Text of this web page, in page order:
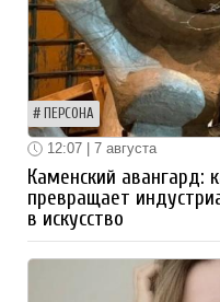
ПЕРСОНА
12:07 | 7 августа
Каменский авангард:
превращает
в искусство